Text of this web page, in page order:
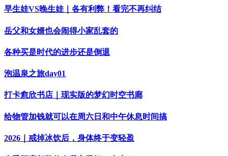
早生娃VS晚生娃｜各有利弊！看完不再纠结
岳父和女婿也会闹得小家乱套的
各种买是时代的进步还是倒退
泡温泉之旅day01
打卡愈欣书店｜现实版的梦幻时空书廊
给物管加钱就可以在周六日和中午休息时间搞
2026｜戒掉冰饮后，身体终于变轻盈